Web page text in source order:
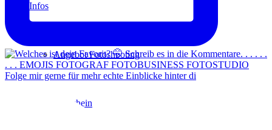
Infos
Angebot Fotoshooting
Gutschein
Folge mir gerne für mehr echte Einblicke hinter di